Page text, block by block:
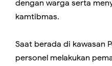
dengan warga serta
kamtibmas.
Saat berada di kawasan
personel melakukan